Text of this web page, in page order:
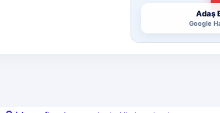
Adaş
Google